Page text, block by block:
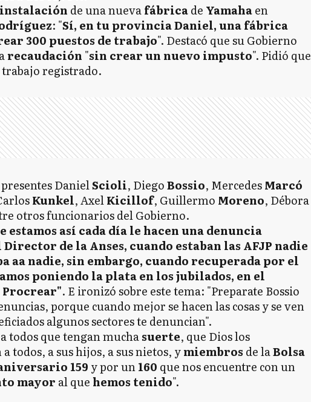
instalación de una nuevafábricade Yamahaen
: "Sí, en tu provincia Daniel, una fábrica
300 puestos de trabajo". Destacó que su Gobierno
recaudación "sin crear un nuevo impusto". Pidió que
registrado.
DanielScioli, DiegoBossio, MercedesMarcó
Kunkel, AxelKicillof, Guillermo Moreno, Débora
otros funcionarios del Gobierno.
estamos así cada día le hacen una denuncia
de la Anses, cuando estaban las AFJP nadie
aa nadie, sin embargo, cuando recuperada por el
poniendo la plata en los jubilados, en el
. E ironizó sobre este tema: "Preparate Bossio
porque cuando mejor se hacen las cosas y se ven
algunos sectores te denuncian".
a todos que tengan muchasuerte, que Dios los
todos, a sus hijos, a sus nietos, ymiembros de laBolsa
159 y por un160 que nos encuentre con un
mayor al que hemos tenido".